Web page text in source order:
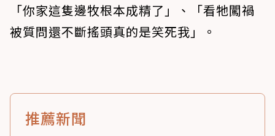
「你家這隻邊牧根本成精了」、「看牠闖禍
被質問還不斷搖頭真的是笑死我」。
推薦新聞